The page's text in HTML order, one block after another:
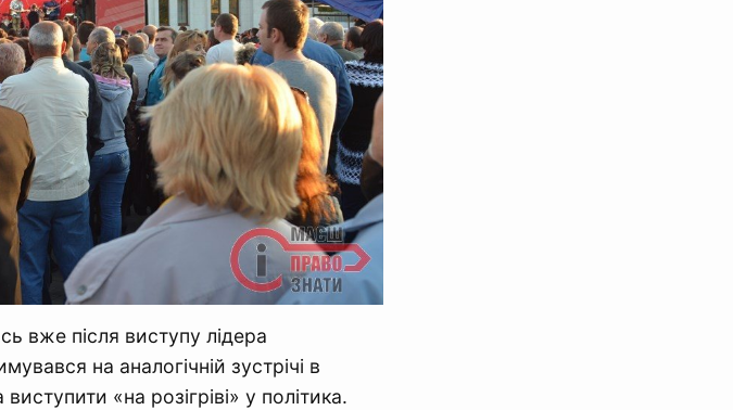
вже після виступу лідера
на аналогічній зустрічі в
«на розігріві» у політика.